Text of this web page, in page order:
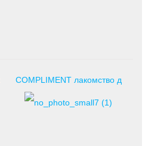
COMPLIMENT лакомство д